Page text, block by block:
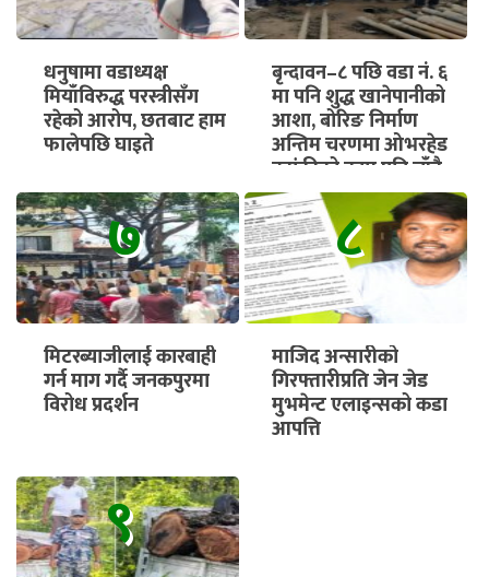
धनुषामा वडाध्यक्ष
मियाँविरुद्ध परस्त्रीसँग
रहेको आरोप, छतबाट हाम
फालेपछि घाइते
बृन्दावन–८ पछि वडा नं. ६
मा पनि शुद्ध खानेपानीको
आशा, बोरिङ निर्माण
अन्तिम चरणमा ओभरहेड
ट्यांकीको काम पनि चाँडै
सुरु हुने
७
मिटरब्याजीलाई कारबाही
गर्न माग गर्दै जनकपुरमा
विरोध प्रदर्शन
८
माजिद अन्सारीको
गिरफ्तारीप्रति जेन जेड
मुभमेन्ट एलाइन्सको कडा
आपत्ति
९